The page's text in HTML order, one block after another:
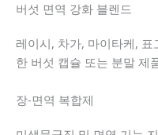
버섯 면역 강화 블렌드
레이시, 차가, 마이타케,
한 버섯 캡슐 또는 분말 제
장-면역 복합제